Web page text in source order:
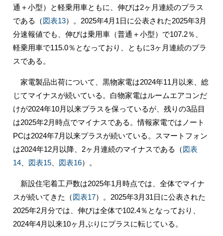
通＋小型）と軽乗用車ともに、伸びは2ヶ月連続のプラス
である（図表13）。2025年4月1日に公表された2025年3月
分速報値でも、伸びは乗用車（普通＋小型）で107.2％、
軽乗用車で115.0％となっており、ともに3ヶ月連続のプラ
スである。
家電製品出荷について、黒物家電は2024年11月以来、総
じてマイナスが続いている。白物家電はルームエアコンだ
けが2024年10月以来プラスを保っているが、残りの3品目
は2025年2月時点でマイナスである。情報家電ではノート
PCは2024年7月以来プラスが続いている。スマートフォン
は2024年12月以降、2ヶ月連続のマイナスである（図表
14
図表15 図表16）。
新設住宅着工戸数は2025年1月時点では、全体でマイナ
スが続いてきた（図表17）。2025年3月31日に公表された
2025年2月分では、伸びは全体で102.4％となっており、
2024年4月以来10ヶ月ぶりにプラスに転じている。